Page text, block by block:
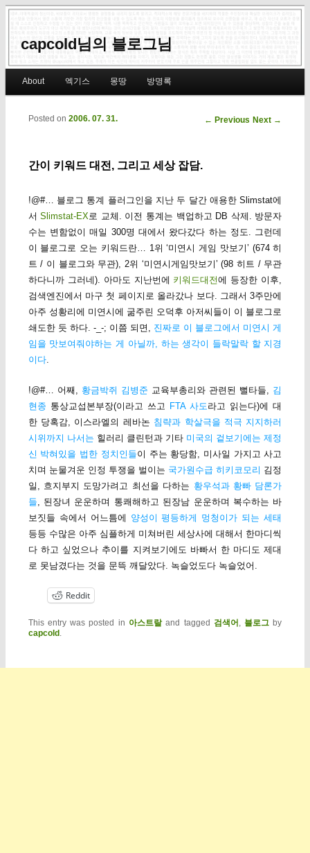
capcold님의 블로그님
Skip to primary content
Skip to secondary content
About 엑기스 몽땅 방명록
Post navigation
← Previous Next →
간이 키워드 대전, 그리고 세상 잡담.
Posted on 2006. 07. 31.
!@#… 블로그 통계 플러그인을 지난 두 달간 애용한 Slimstat에
서Slimstat-EX 로 교체. 이전 통계는 백업하고 DB 삭제. 방문자
수는 변함없이 매일 300명 대에서 왔다갔다 하는 정도. 그런데
이 블로그로 오는 키워드란… 1위 ‘미연시 게임 맛보기’ (674 히
트 / 이 블로그와 무관), 2위 ‘미연시게임맛보기’ (98 히트 / 무관
하다니까 그러네). 아마도 지난번에 키워드대전에 등장한 이후,
검색엔진에서 마구 첫 페이지로 올라갔나 보다. 그래서 3주만에
아주 성황리에 미연시에 굶주린 오덕후 아저씨들이 이 블로그로
쇄도한 듯 하다. -_-; 이쯤 되면, 진짜로 이 블로그에서 미연시 게
임을 맛보여줘야하는 게 아닐까, 하는 생각이 들락말락 할 지경
이다.
!@#… 어째, 황금박쥐 김병준 교육부총리와 관련된 뻘타들, 김
현종 통상교섭본부장(이라고 쓰고 FTA 사도 라고 읽는다)에 대
한 당혹감, 이스라엘의 레바논 침략과 학살극을 적극 지지하러
시위까지 나서는 힐러리 클린턴과 기타 미국의 겉보기에는 제정
신 박혀있을 법한 정치인들이 주는 황당함, 미사일 가지고 사고
치며 눈물겨운 인정 투쟁을 벌이는 국가원수급 히키코모리 김정
일, 흐지부지 도망가려고 최선을 다하는 황우석과 황빠 담론가
들 , 된장녀 운운하며 통쾌해하고 된장남 운운하며 복수하는 바
보짓들 속에서 어느틈에 양성이 평등하게 멍청이가 되는 세태
등등 수많은 아주 심플하게 미쳐버린 세상사에 대해서 한마디씩
다 하고 싶었으나 추이를 지켜보기에도 바빠서 한 마디도 제대
로 못남겼다는 것을 문뜩 깨달았다. 녹슬었도다 녹슬었어.
Reddit
This entry was posted in 아스트랄and tagged 검색어 , 블로그 by
capcold .